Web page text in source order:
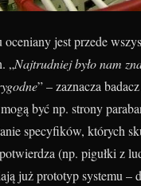
jest przede
„Najtrudniej było nam
” – zaznacza
być np. strony
specyfików, których
(np. pigułki z
już prototyp systemu –